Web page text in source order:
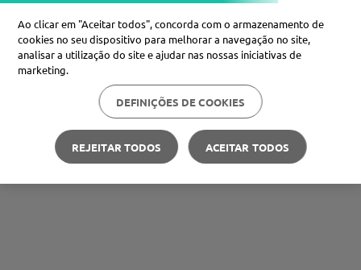
Procure no Marketplace Médis
Pesquisas mais comuns
xiaomi Carteira Médis Poupe nas suas compras
Ao clicar em "Aceitar todos", concorda com o armazenamento de
cookies no seu dispositivo para melhorar a navegação no site,
analisar a utilização do site e ajudar nas nossas iniciativas de
marketing.
DEFINIÇÕES DE COOKIES
REJEITAR TODOS ACEITAR TODOS